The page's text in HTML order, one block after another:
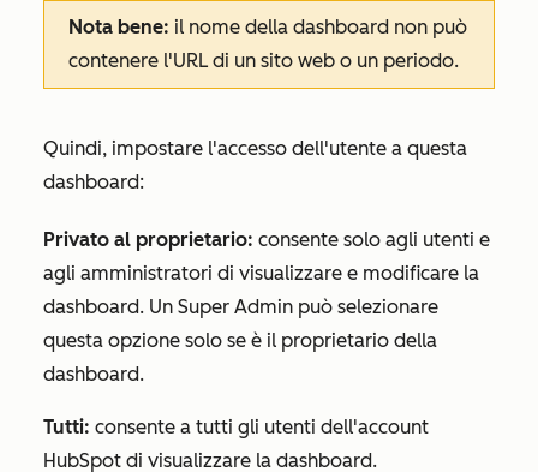
Nota bene: il nome della dashboard non può
contenere l'URL di un sito web o un periodo.
Quindi, impostare l'accesso dell'utente a questa
dashboard:
Privato al proprietario: consente solo agli utenti e
agli amministratori di visualizzare e modificare la
dashboard. Un Super Admin può selezionare
questa opzione solo se è il proprietario della
dashboard.
Tutti: consente a tutti gli utenti dell'account
HubSpot di visualizzare la dashboard.